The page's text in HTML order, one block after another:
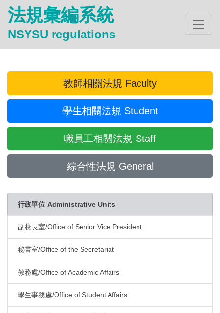
法規彙編系統
NSYSU regulations
教師相關法規 Faculty
學生相關法規 Student
職員工相關法規 Staff
綜合性法規 General
行政單位 Administrative Units
副校長室/Office of Senior Vice President
秘書室/Office of the Secretariat
教務處/Office of Academic Affairs
學生事務處/Office of Student Affairs